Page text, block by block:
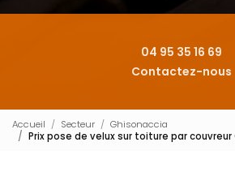
04 95 35 16 69
Contactez-nous
Accueil Secteur
Ghisonaccia
Prix pose de velux sur toiture par couvreur